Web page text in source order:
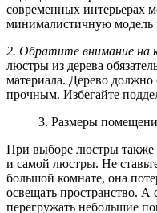
современных интерьерах
минималистичную модель
2. Обратите внимание на
люстры из дерева
материала. Дерево
прочным. Избегайте
3. Размеры
При выборе люстры также
и самой люстры. Не
большой комнате, она
освещать пространство.
перегружать небольшие